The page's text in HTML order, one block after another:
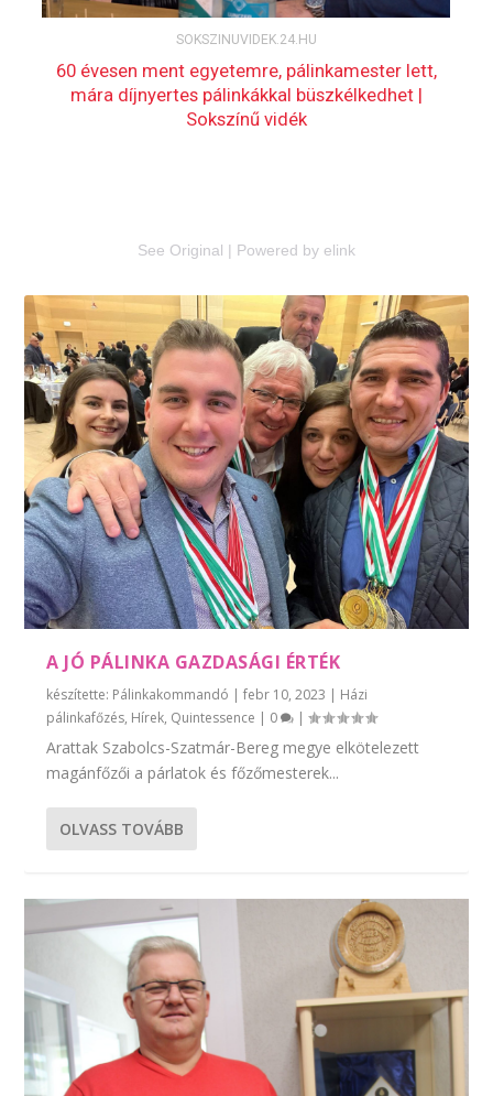
See Original | Powered by elink
A JÓ PÁLINKA GAZDASÁGI ÉRTÉK
készítette: Pálinkakommandó |febr 10, 2023 | Házi
pálinkafőzés, Hírek, Quintessence | 0 |
Arattak Szabolcs-Szatmár-Bereg megye elkötelezett
magánfőzői a párlatok és főzőmesterek...
OLVASS TOVÁBB